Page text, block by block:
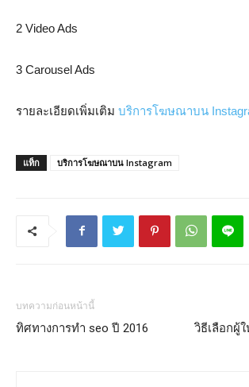
2 Video Ads
3 Carousel Ads
รายละเอียดเพิ่มเติม บริการโฆษณาบน
แท็ก บริการโฆษณาบน Instagram
บทความก่อนหน้านี้
ทิศทางการทำ seo ปี 2016 วิธีเลือกผู้